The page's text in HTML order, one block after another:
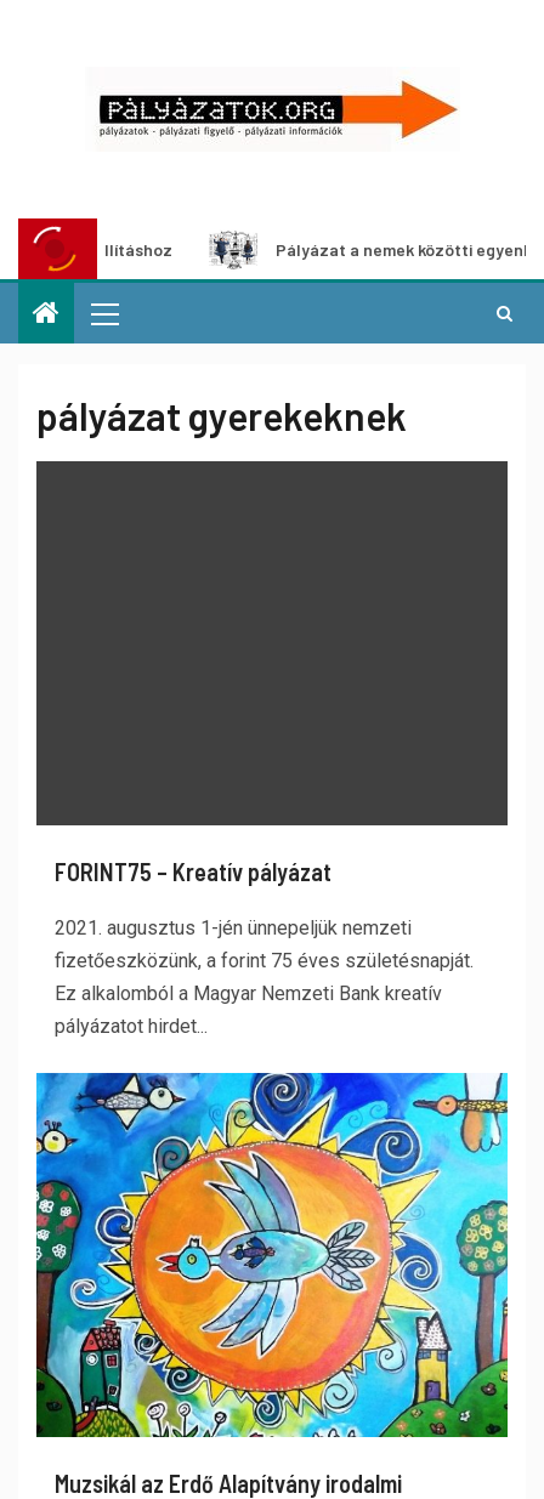
Pályázat a nemek közötti egyenlőség európai
pályázat gyerekeknek
FORINT75 – Kreatív pályázat
2021. augusztus 1-jén ünnepeljük nemzeti
fizetőeszközünk, a forint 75 éves születésnapját.
Ez alkalomból a Magyar Nemzeti Bank kreatív
pályázatot hirdet...
Muzsikál az Erdő Alapítvány irodalmi